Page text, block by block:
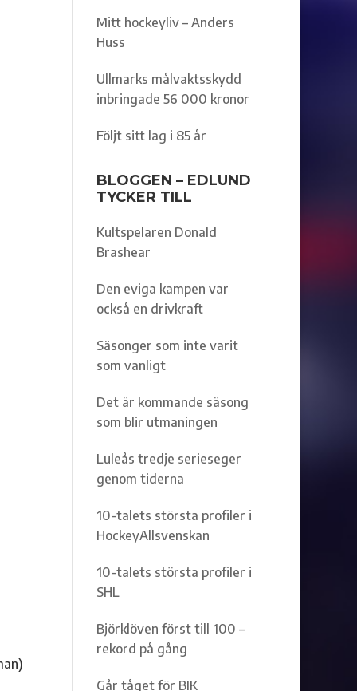
Mitt hockeyliv – Anders
Huss
Ullmarks målvaktsskydd
inbringade 56 000 kronor
Följt sitt lag i 85 år
BLOGGEN – EDLUND
TYCKER TILL
Kultspelaren Donald
Brashear
Den eviga kampen var
också en drivkraft
Säsonger som inte varit
som vanligt
Det är kommande säsong
som blir utmaningen
Luleås tredje serieseger
genom tiderna
10-talets största profiler i
HockeyAllsvenskan
10-talets största profiler i
SHL
Björklöven först till 100 –
rekord på gång
Går tåget för BIK